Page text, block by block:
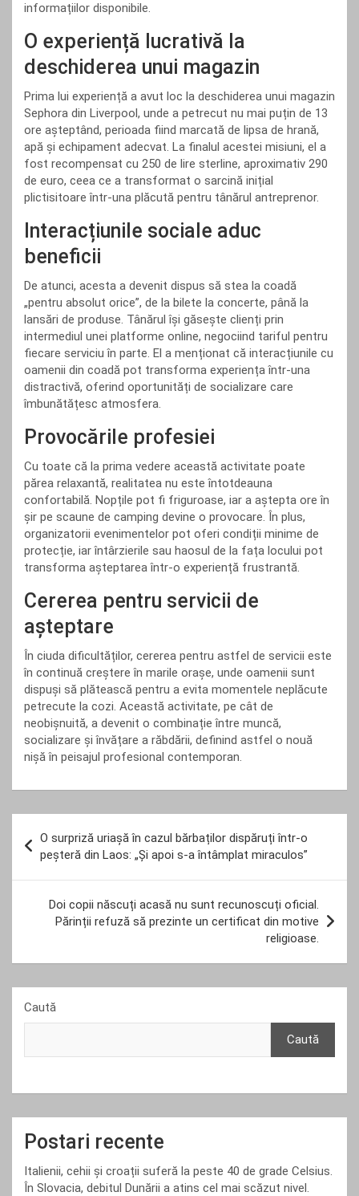
informațiilor disponibile.
O experiență lucrativă la
deschiderea unui magazin
Prima lui experiență a avut loc la deschiderea unui magazin
Sephora din Liverpool, unde a petrecut nu mai puțin de 13
ore așteptând, perioada fiind marcată de lipsa de hrană,
apă și echipament adecvat. La finalul acestei misiuni, el a
fost recompensat cu 250 de lire sterline, aproximativ 290
de euro, ceea ce a transformat o sarcină inițial
plictisitoare într-una plăcută pentru tânărul antreprenor.
Interacțiunile sociale aduc
beneficii
De atunci, acesta a devenit dispus să stea la coadă
„pentru absolut orice”, de la bilete la concerte, până la
lansări de produse. Tânărul își găsește clienți prin
intermediul unei platforme online, negociind tariful pentru
fiecare serviciu în parte. El a menționat că interacțiunile cu
oamenii din coadă pot transforma experiența într-una
distractivă, oferind oportunități de socializare care
îmbunătățesc atmosfera.
Provocările profesiei
Cu toate că la prima vedere această activitate poate
părea relaxantă, realitatea nu este întotdeauna
confortabilă. Nopțile pot fi friguroase, iar a aștepta ore în
șir pe scaune de camping devine o provocare. În plus,
organizatorii evenimentelor pot oferi condiții minime de
protecție, iar întârzierile sau haosul de la fața locului pot
transforma așteptarea într-o experiență frustrantă.
Cererea pentru servicii de
așteptare
În ciuda dificultăților, cererea pentru astfel de servicii este
în continuă creștere în marile orașe, unde oamenii sunt
dispuși să plătească pentru a evita momentele neplăcute
petrecute la cozi. Această activitate, pe cât de
neobișnuită, a devenit o combinație între muncă,
socializare și învățare a răbdării, definind astfel o nouă
nișă în peisajul profesional contemporan.
în
articole
O surpriză uriașă în cazul bărbaților dispăruți într-o
peșteră din Laos: „Și apoi s-a întâmplat miraculos”
Doi copii născuți acasă nu sunt recunoscuți oficial.
Părinții refuză să prezinte un certificat din motive
religioase.
Caută
Caută
Postari recente
Italienii, cehii și croații suferă la peste 40 de grade Celsius.
În Slovacia, debitul Dunării a atins cel mai scăzut nivel.